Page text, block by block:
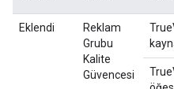
Eklendi
Reklam
Grubu
Kalite
Güvencesi